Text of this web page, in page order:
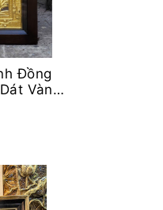
Đồng
Vàng